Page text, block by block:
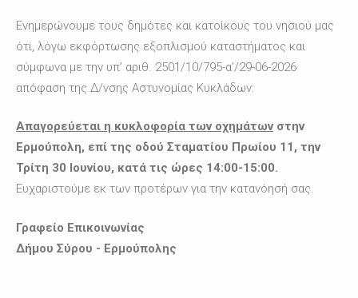
Ενημερώνουμε τους δημότες και κατοίκους του νησιού μας
ότι, λόγω εκφόρτωσης εξοπλισμού καταστήματος και
σύμφωνα με την υπ’ αριθ. 2501/10/795-α’/29-06-2026
απόφαση της Δ/νσης Αστυνομίας Κυκλάδων:
Απαγορεύεται η κυκλοφορία των οχημάτων στην
Ερμούπολη, επί της οδού Σταματίου Πρωίου 11, την
Τρίτη 30 Ιουνίου, κατά τις ώρες 14:00-15:00.
Ευχαριστούμε εκ των προτέρων για την κατανόησή σας.
Γραφείο Επικοινωνίας
Δήμου Σύρου - Ερμούπολης